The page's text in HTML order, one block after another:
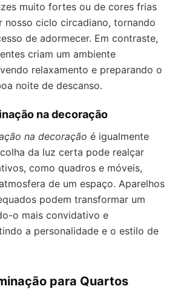
muito fortes ou de cores frias
nosso ciclo circadiano, tornando
de adormecer. Em contraste,
criam um ambiente
relaxamento e preparando o
noite de descanso.
na decoração
na decoração é igualmente
da luz certa pode realçar
como quadros e móveis,
de um espaço. Aparelhos
podem transformar um
o mais convidativo e
a personalidade e o estilo de
para Quartos